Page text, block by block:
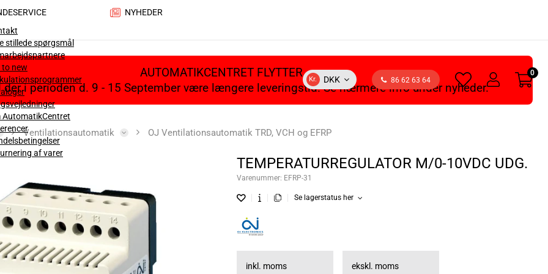
stillede spørgsmål
to new
AutomatikCentret
af varer
NYHEDER
Kr. DKK 86 62 63 64
heart
light
light
0
AUTOMATIKCENTRET FLYTTER
der i perioden d. 9 - 15 September være længere leveringstid. Se nærmere info under nyheder.
Ventilationsautomatik OJ Ventilationsautomatik TRD, VCH og EFRP
TEMPERATURREGULATOR M/0-10VDC UDG.
Varenummer: EFRP-31
Se lagerstatus her
inkl. moms ekskl. moms